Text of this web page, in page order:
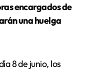
una huelga
8 de junio, los